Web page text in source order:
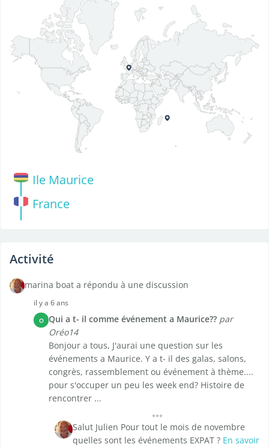
Ile Maurice
France
Activité
marina boat a répondu à une discussion
il y a 6 ans
O Qui a t- il comme événement a Maurice?? par
Oréo14
Bonjour a tous, J'aurai une question sur les
événements a Maurice. Y a t- il des galas, salons,
congrès, rassemblement ou événement à thème....
pour s'occuper un peu les week end? Histoire de
rencontrer ...
Salut Julien Pour tout le mois de novembre
quelles sont les événements EXPAT ? En savoir